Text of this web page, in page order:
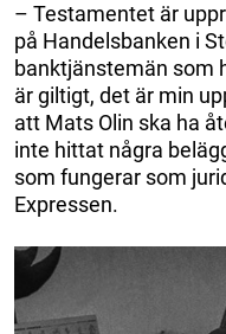
– Testamentet är
på Handelsbanken i
banktjänstemän som
är giltigt, det är min
att Mats Olin ska ha
inte hittat några
som fungerar som
Expressen.